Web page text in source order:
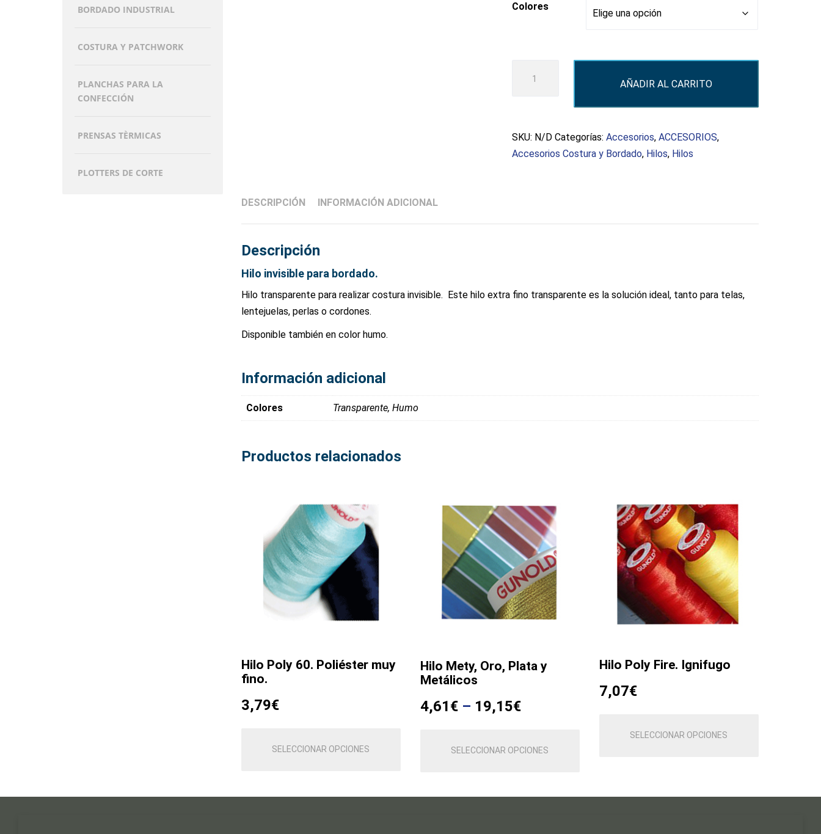
Colores
mono
AÑADIR AL CARRITO
SKU: N/D Categorías:Accesorios,ACCESORIOS,
Accesorios Costura y Bordado, Hilos, Hilos
DESCRIPCIÓN INFORMACIÓN ADICIONAL
Descripción
Hilo invisible para bordado.
Hilo transparente para realizar costura invisible. Este hilo extra fino transparente es la solución ideal, tanto para telas,
lentejuelas, perlas o cordones.
Disponible también en color humo.
Información adicional
Colores Transparente, Humo
Productos relacionados
Hilo Poly 60. Poliéster muy
fino.
3,79€
SELECCIONAR OPCIONES
Hilo Mety, Oro, Plata y
Metálicos
4,61€– 19,15€
SELECCIONAR OPCIONES
Hilo Poly Fire. Ignifugo
7,07€
SELECCIONAR OPCIONES
BORDADO INDUSTRIAL
COSTURA Y PATCHWORK
PLANCHAS PARA LA
CONFECCIÓN
PRENSAS TÈRMICAS
PLOTTERS DE CORTE